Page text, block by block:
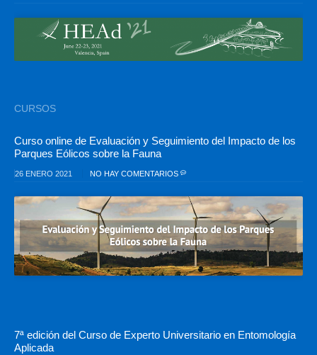
CURSOS
Curso online de Evaluación y Seguimiento del Impacto de los
Parques Eólicos sobre la Fauna
26 ENERO 2021 NO HAY COMENTARIOS
7ª edición del Curso de Experto Universitario en Entomología
Aplicada